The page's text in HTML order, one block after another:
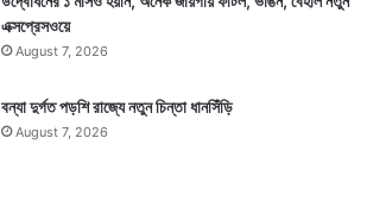
এক্সপ্রেসওয়ে
August 7, 2026
বন্যা দুর্গত পড়শি রাজ্যে নতুন চিন্তা ধানসিঁড়ি
August 7, 2026